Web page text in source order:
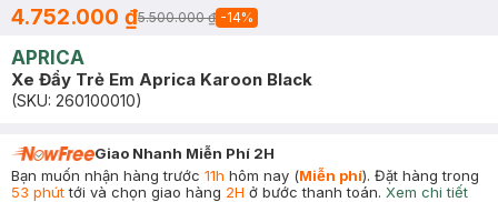
4.752.000 ₫5.500.000 ₫ -14%
APRICA
Xe Đẩy Trẻ Em Aprica Karoon Black
(SKU: 260100010)
Giao Nhanh Miễn Phí 2H
Bạn muốn nhận hàng trước 11h hôm nay (Miễn phí). Đặt hàng trong
53 phúttới và chọn giao hàng 2H ở bước thanh toán. Xem chi tiết